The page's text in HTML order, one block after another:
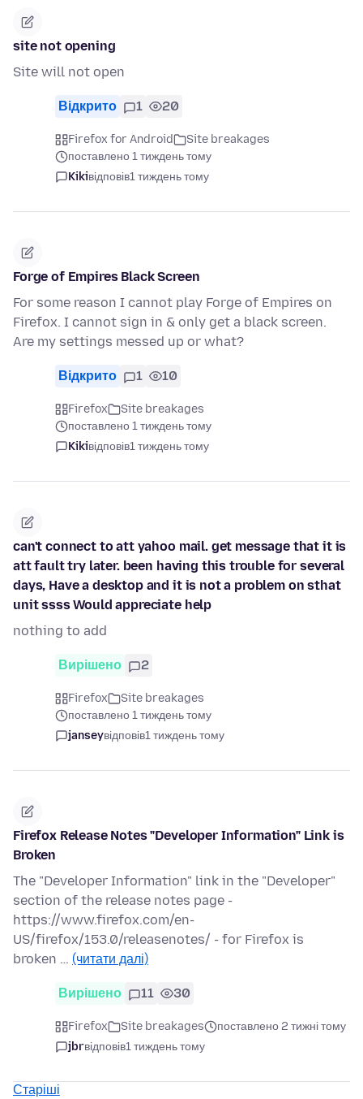
site not opening
Site will not open
Відкрито 1 20
Firefox for Android
Site breakages
поставлено 1 тиждень тому
Kikiвідповів1 тиждень тому
Forge of Empires Black Screen
For some reason I cannot play Forge of Empires on
Firefox. I cannot sign in & only get a black screen.
Are my settings messed up or what?
Відкрито 1 10
Firefox
Site breakages
поставлено 1 тиждень тому
Kikiвідповів1 тиждень тому
can't connect to att yahoo mail. get message that it is
att fault try later. been having this trouble for several
days, Have a desktop and it is not a problem on sthat
unit ssss Would appreciate help
nothing to add
Вирішено 2
Firefox
Site breakages
поставлено 1 тиждень тому
janseyвідповів1 тиждень тому
Firefox Release Notes "Developer Information" Link is
Broken
The "Developer Information" link in the "Developer"
section of the release notes page -
https://www.firefox.com/en-
US/firefox/153.0/releasenotes/ - for Firefox is
broken … (читати далі)
Вирішено 11 30
Firefox Site breakages
поставлено 2 тижні тому
jbrвідповів1 тиждень тому
Старіші